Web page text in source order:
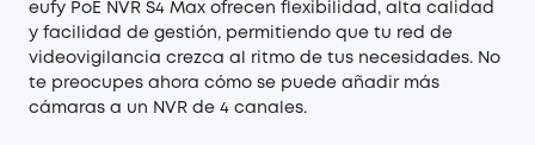
eufy PoE NVR S4 Max ofrecen flexibilidad, alta calidad
y facilidad de gestión, permitiendo que tu red de
videovigilancia crezca al ritmo de tus necesidades. No
te preocupes ahora cómo se puede añadir más
cámaras a un NVR de 4 canales.